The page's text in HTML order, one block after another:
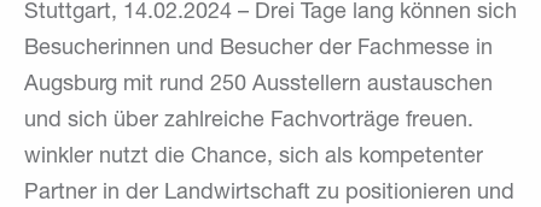
Stuttgart, 14.02.2024 – Drei Tage lang können sich
Besucherinnen und Besucher der Fachmesse in
Augsburg mit rund 250 Ausstellern austauschen
und sich über zahlreiche Fachvorträge freuen.
winkler nutzt die Chance, sich als kompetenter
Partner in der Landwirtschaft zu positionieren und